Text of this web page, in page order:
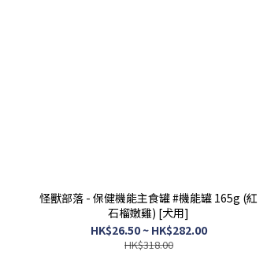
怪獸部落 - 保健機能主食罐 #機能罐 165g (紅
石榴嫩雞) [犬用]
HK$26.50 ~ HK$282.00
HK$318.00